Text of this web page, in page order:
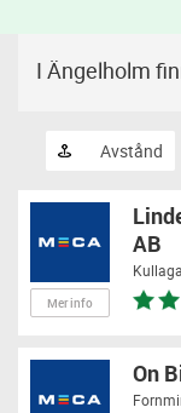
I Ängelholm
Avstånd
Mer info
AB
On